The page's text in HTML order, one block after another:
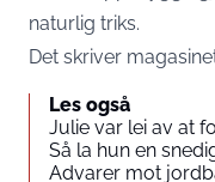
naturlig triks.
Det skriver
Les også
Julie var lei av at
Så la hun en
Advarer mot